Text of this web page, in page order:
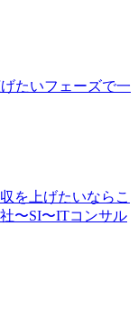
たいフェーズで一
を上げたいならこ
〜SI〜ITコンサル